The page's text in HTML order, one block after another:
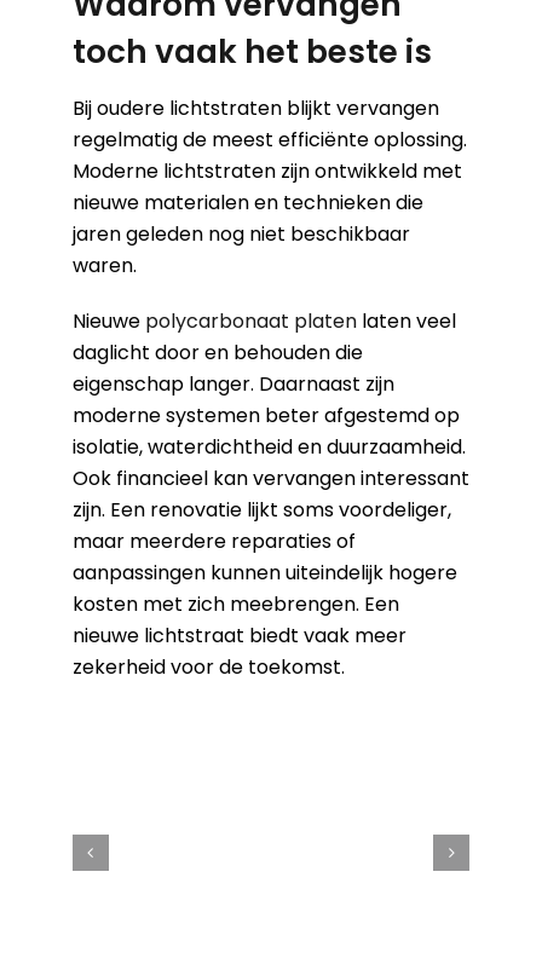
toch vaak het beste is
Bij oudere lichtstraten blijkt vervangen
regelmatig de meest efficiënte oplossing.
Moderne lichtstraten zijn ontwikkeld met
nieuwe materialen en technieken die
jaren geleden nog niet beschikbaar
waren.
Nieuwe polycarbonaat platenlaten veel
daglicht door en behouden die
eigenschap langer. Daarnaast zijn
moderne systemen beter afgestemd op
isolatie, waterdichtheid en duurzaamheid.
Ook financieel kan vervangen interessant
zijn. Een renovatie lijkt soms voordeliger,
maar meerdere reparaties of
aanpassingen kunnen uiteindelijk hogere
kosten met zich meebrengen. Een
nieuwe lichtstraat biedt vaak meer
zekerheid voor de toekomst.